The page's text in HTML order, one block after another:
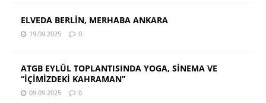
ELVEDA BERLİN, MERHABA ANKARA
19.09.2025 0
ATGB EYLÜL TOPLANTISINDA YOGA, SİNEMA VE
“İÇİMİZDEKİ KAHRAMAN”
09.09.2025 0